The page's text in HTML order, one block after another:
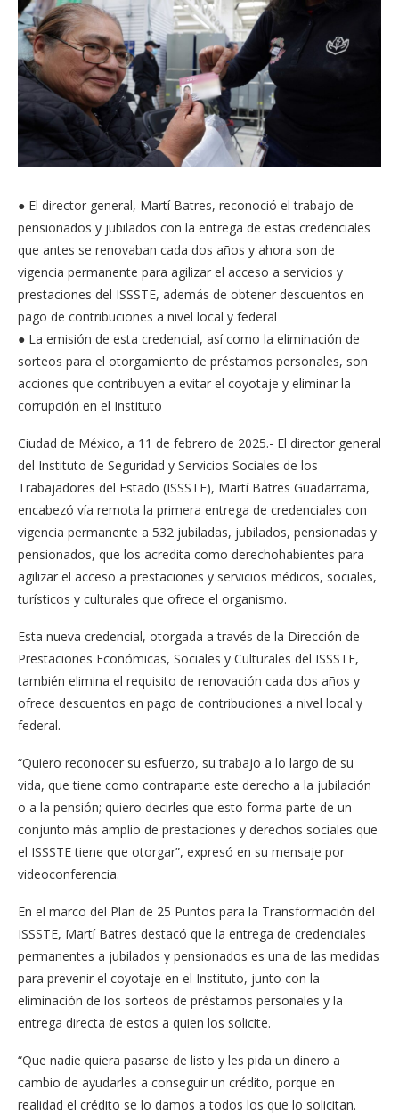
● El director general, Martí Batres, reconoció el trabajo de
pensionados y jubilados con la entrega de estas credenciales
que antes se renovaban cada dos años y ahora son de
vigencia permanente para agilizar el acceso a servicios y
prestaciones del ISSSTE, además de obtener descuentos en
pago de contribuciones a nivel local y federal
● La emisión de esta credencial, así como la eliminación de
sorteos para el otorgamiento de préstamos personales, son
acciones que contribuyen a evitar el coyotaje y eliminar la
corrupción en el Instituto
Ciudad de México, a 11 de febrero de 2025.- El director general
del Instituto de Seguridad y Servicios Sociales de los
Trabajadores del Estado (ISSSTE), Martí Batres Guadarrama,
encabezó vía remota la primera entrega de credenciales con
vigencia permanente a 532 jubiladas, jubilados, pensionadas y
pensionados, que los acredita como derechohabientes para
agilizar el acceso a prestaciones y servicios médicos, sociales,
turísticos y culturales que ofrece el organismo.
Esta nueva credencial, otorgada a través de la Dirección de
Prestaciones Económicas, Sociales y Culturales del ISSSTE,
también elimina el requisito de renovación cada dos años y
ofrece descuentos en pago de contribuciones a nivel local y
federal.
“Quiero reconocer su esfuerzo, su trabajo a lo largo de su
vida, que tiene como contraparte este derecho a la jubilación
o a la pensión; quiero decirles que esto forma parte de un
conjunto más amplio de prestaciones y derechos sociales que
el ISSSTE tiene que otorgar”, expresó en su mensaje por
videoconferencia.
En el marco del Plan de 25 Puntos para la Transformación del
ISSSTE, Martí Batres destacó que la entrega de credenciales
permanentes a jubilados y pensionados es una de las medidas
para prevenir el coyotaje en el Instituto, junto con la
eliminación de los sorteos de préstamos personales y la
entrega directa de estos a quien los solicite.
“Que nadie quiera pasarse de listo y les pida un dinero a
cambio de ayudarles a conseguir un crédito, porque en
realidad el crédito se lo damos a todos los que lo solicitan.